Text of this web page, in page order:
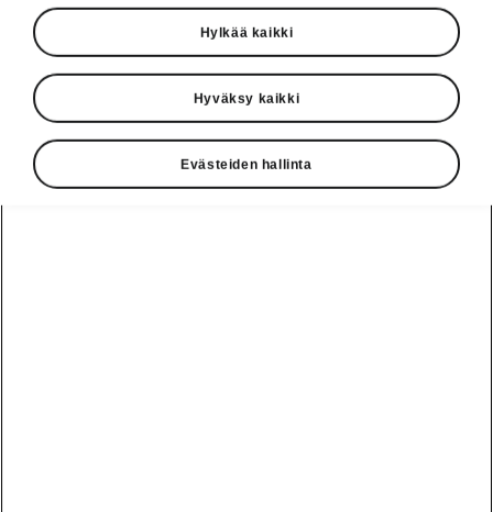
Hylkää kaikki
Hyväksy kaikki
Evästeiden hallinta